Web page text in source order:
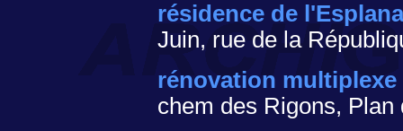
résidence de
Juin, rue de la
rénovation
chem des Rigons,